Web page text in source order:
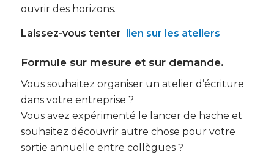
ouvrir des horizons.
Laissez-vous tenter lien sur les ateliers
Formule sur mesure et sur demande.
Vous souhaitez organiser un atelier d’écriture
dans votre entreprise ?
Vous avez expérimenté le lancer de hache et
souhaitez découvrir autre chose pour votre
sortie annuelle entre collègues ?